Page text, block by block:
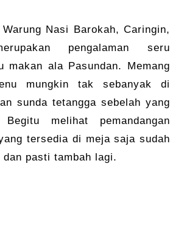
Nasi Barokah, Caringin,
pengalaman seru
makan ala Pasundan. Memang
mungkin tak sebanyak di
sunda tetangga sebelah yang
melihat pemandangan
tersedia di meja saja sudah
pasti tambah lagi.